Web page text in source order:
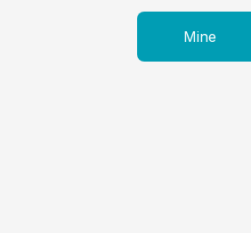
Mine